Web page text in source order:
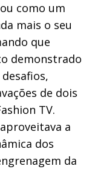
como um
mais o seu
que
demonstrado
de dois
TV.
a
dos
da